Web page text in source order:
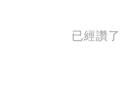
已經讚了